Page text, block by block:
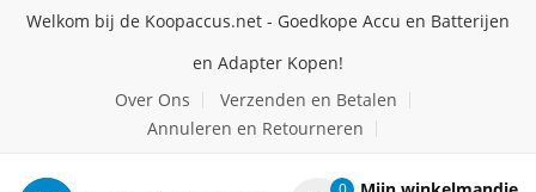
Welkom bij de Koopaccus.net - Goedkope Accu en Batterijen
en Adapter Kopen!
Over Ons
Verzenden en Betalen
Annuleren en Retourneren